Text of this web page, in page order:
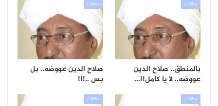
مقالات
بالمنطق.. صلاح الدين
عووضه.. لا يا كامل!!…
مقالات
صلاح الدين عووضه.. بل
بس ..!!!
مقالات مقالات